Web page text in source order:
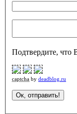
Подтвердите, что
captcha by deadblog.ru